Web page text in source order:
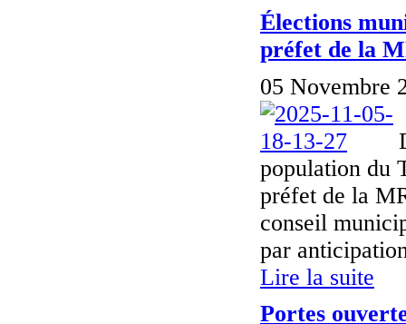
Élections
préfet de la
05 Novembre
population du
préfet de la
conseil
par
Lire la suite
Portes